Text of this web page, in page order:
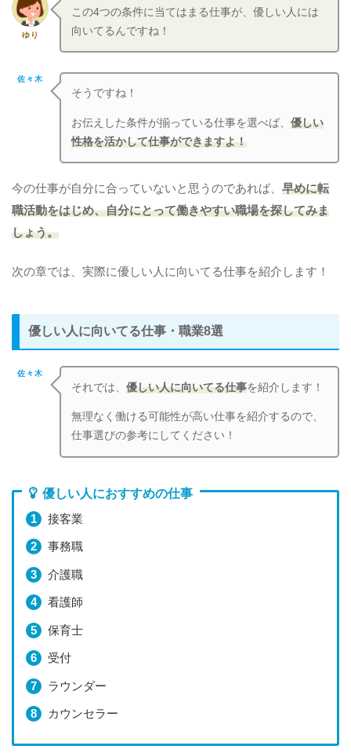
ゆり
この4つの条件に当てはまる仕事が、優しい人には
向いてるんですね！
佐々木
そうですね！
お伝えした条件が揃っている仕事を選べば、優しい
性格を活かして仕事ができますよ！
今の仕事が自分に合っていないと思うのであれば、 早めに転
職活動をはじめ、自分にとって働きやすい職場を探してみま
しょう。
次の章では、実際に優しい人に向いてる仕事を紹介します！
優しい人に向いてる仕事・職業8選
佐々木
それでは、優しい人に向いてる仕事を紹介します！
無理なく働ける可能性が高い仕事を紹介するので、
仕事選びの参考にしてください！
優しい人におすすめの仕事
接客業
事務職
介護職
看護師
保育士
受付
ラウンダー
カウンセラー